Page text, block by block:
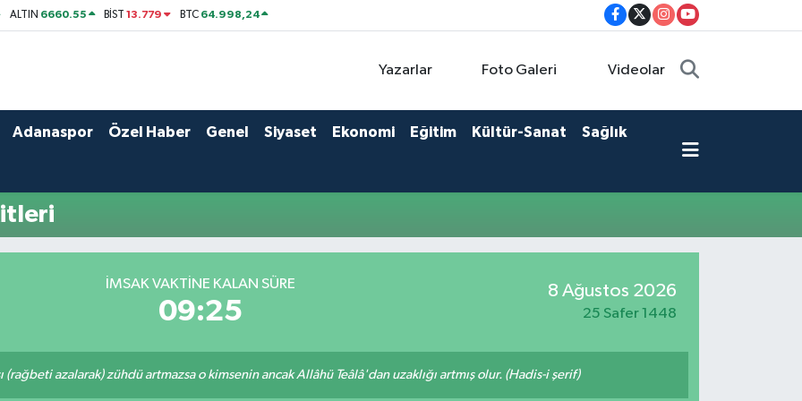
ALTIN 6660.55 BİST13.779 BTC 64.998,24
Yazarlar Foto Galeri Videolar
Adanaspor Özel Haber Genel Siyaset Ekonomi Eğitim Kültür-Sanat Sağlık
İMSAK VAKTINE KALAN SÜRE
09:25
8 Ağustos 2026
25 Safer 1448
(rağbeti azalarak) zühdü artmazsa o kimsenin ancak Allâhü Teâlâ'dan uzaklığı artmış olur. (Hadis-i şerif)